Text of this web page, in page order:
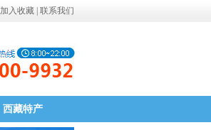
加入收藏 联系我们
西藏特产